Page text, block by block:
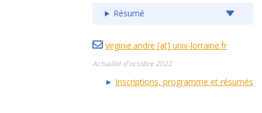
Résumé
virginie.andre [at] univ-lorraine.fr
Actualité d'octobre 2022
► Inscriptions, programme et résumés